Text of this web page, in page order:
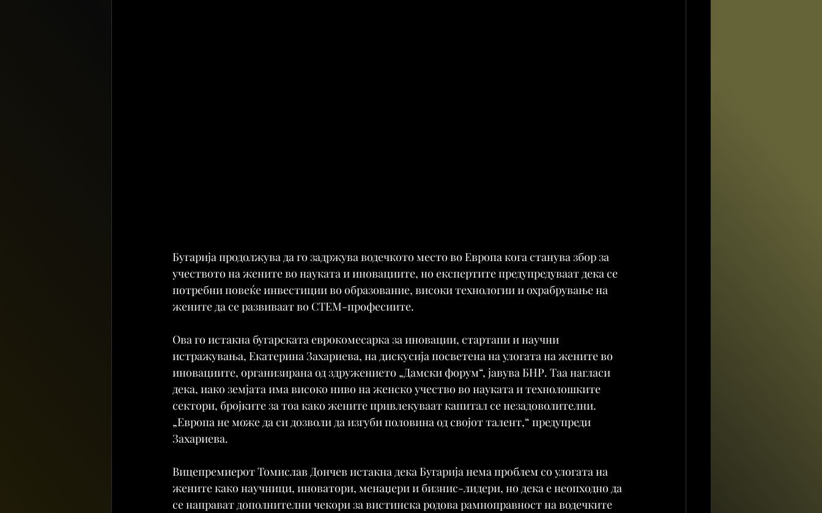
Бугарија продолжува да го задржува водечкото место во Европа кога станува збор за
учеството на жените во науката и иновациите, но експертите предупредуваат дека се
потребни повеќе инвестиции во образование, високи технологии и охрабрување на
жените да се развиваат во СТЕМ-професиите.
Ова го истакна бугарската еврокомесарка за иновации, стартапи и научни
истражувања, Екатерина Захариева, на дискусија посветена на улогата на жените во
иновациите, организирана од здружението „Дамски форум“, јавува БНР. Таа нагласи
дека, иако земјата има високо ниво на женско учество во науката и технолошките
сектори, бројките за тоа како жените привлекуваат капитал се незадоволителни.
„Европа не може да си дозволи да изгуби половина од својот талент,“ предупреди
Захариева.
Вицепремиерот Томислав Дончев истакна дека Бугарија нема проблем со улогата на
жените како научници, иноватори, менаџери и бизнис-лидери, но дека е неопходно да
се направат дополнителни чекори за вистинска родова рамноправност на водечките